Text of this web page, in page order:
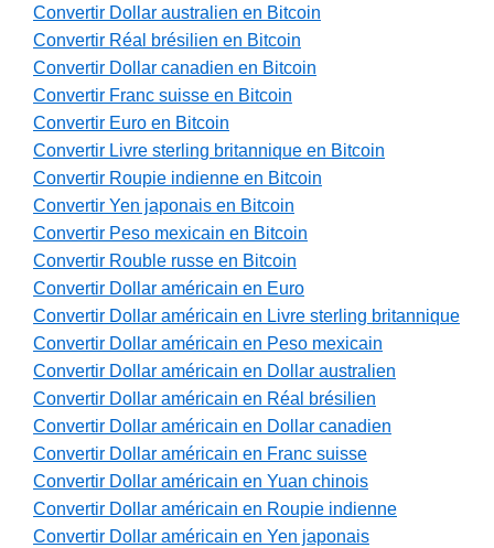
Convertir Dollar australien en Bitcoin
Convertir Réal brésilien en Bitcoin
Convertir Dollar canadien en Bitcoin
Convertir Franc suisse en Bitcoin
Convertir Euro en Bitcoin
Convertir Livre sterling britannique en Bitcoin
Convertir Roupie indienne en Bitcoin
Convertir Yen japonais en Bitcoin
Convertir Peso mexicain en Bitcoin
Convertir Rouble russe en Bitcoin
Convertir Dollar américain en Euro
Convertir Dollar américain en Livre sterling britannique
Convertir Dollar américain en Peso mexicain
Convertir Dollar américain en Dollar australien
Convertir Dollar américain en Réal brésilien
Convertir Dollar américain en Dollar canadien
Convertir Dollar américain en Franc suisse
Convertir Dollar américain en Yuan chinois
Convertir Dollar américain en Roupie indienne
Convertir Dollar américain en Yen japonais